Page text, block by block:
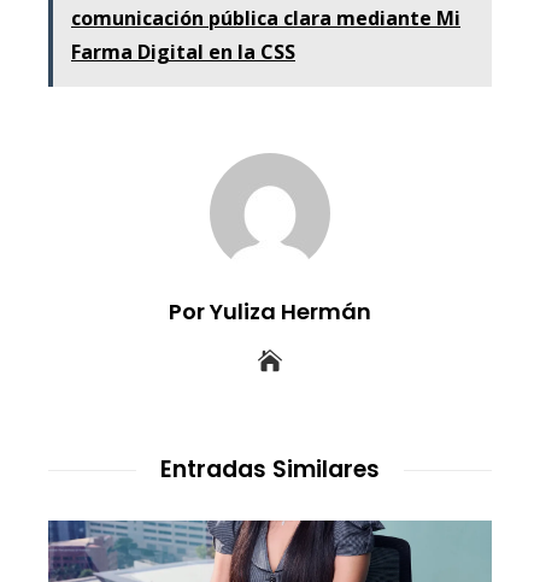
comunicación pública clara mediante Mi
Farma Digital en la CSS
Por Yuliza Hermán
Entradas Similares